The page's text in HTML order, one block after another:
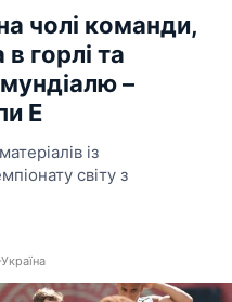
чолі команди,
горлі та
–
E
із
світу з